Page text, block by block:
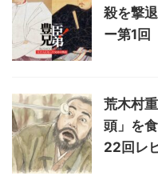
殺を撃
ー第1回
荒木村
頭」を
22回レ